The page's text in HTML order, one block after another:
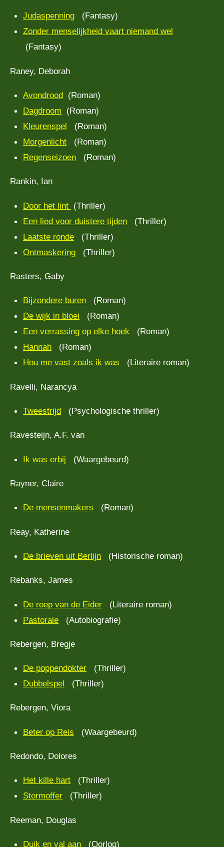
Judaspenning (Fantasy)
Zonder menselijkheid vaart niemand wel
(Fantasy)
Raney, Deborah
Avondrood (Roman)
Dagdroom (Roman)
Kleurenspel (Roman)
Morgenlicht (Roman)
Regenseizoen (Roman)
Rankin, Ian
Door het lint (Thriller)
Een lied voor duistere tijden (Thriller)
Laatste ronde (Thriller)
Ontmaskering (Thriller)
Rasters, Gaby
Bijzondere buren (Roman)
De wijk in bloei (Roman)
Een verrassing op elke hoek (Roman)
Hannah (Roman)
Hou me vast zoals ik was (Literaire roman)
Ravelli, Narancya
Tweestrijd (Psychologische thriller)
Ravesteijn, A.F. van
Ik was erbij (Waargebeurd)
Rayner, Claire
De mensenmakers (Roman)
Reay, Katherine
De brieven uit Berlijn (Historische roman)
Rebanks, James
De roep van de Eider (Literaire roman)
Pastorale (Autobiografie)
Rebergen, Bregje
De poppendokter (Thriller)
Dubbelspel (Thriller)
Rebergen, Viora
Beter op Reis (Waargebeurd)
Redondo, Dolores
Het kille hart (Thriller)
Stormoffer (Thriller)
Reeman, Douglas
Duik en val aan (Oorlog)